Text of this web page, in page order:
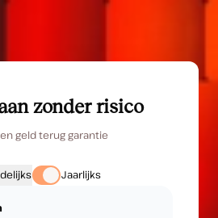
zonder risico
geld terug garantie
Jaarlijks